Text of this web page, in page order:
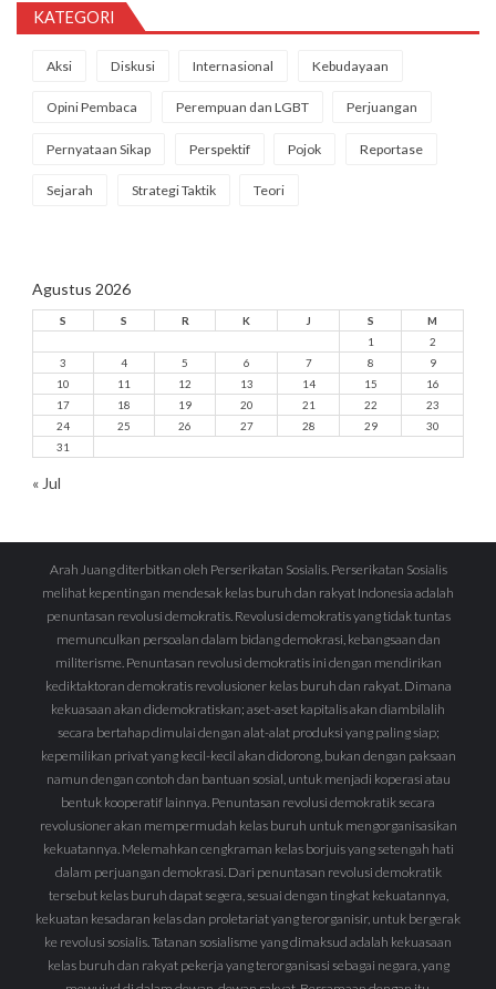
KATEGORI
Aksi Diskusi Internasional Kebudayaan
Opini Pembaca Perempuan dan LGBT Perjuangan
Pernyataan Sikap Perspektif Pojok Reportase
Sejarah Strategi Taktik Teori
Agustus 2026
S S R K J S
M
1
2
3
4 5 6 7 8
9
10
11 12 13 14 15
16
17
18 19 20 21 22
23
24
25 26 27 28 29
30
31
« Jul
Arah Juang diterbitkan oleh Perserikatan Sosialis. Perserikatan Sosialis
melihat kepentingan mendesak kelas buruh dan rakyat Indonesia adalah
penuntasan revolusi demokratis. Revolusi demokratis yang tidak tuntas
memunculkan persoalan dalam bidang demokrasi, kebangsaan dan
militerisme. Penuntasan revolusi demokratis ini dengan mendirikan
kediktaktoran demokratis revolusioner kelas buruh dan rakyat. Dimana
kekuasaan akan didemokratiskan; aset-aset kapitalis akan diambilalih
secara bertahap dimulai dengan alat-alat produksi yang paling siap;
kepemilikan privat yang kecil-kecil akan didorong, bukan dengan paksaan
namun dengan contoh dan bantuan sosial, untuk menjadi koperasi atau
bentuk kooperatif lainnya. Penuntasan revolusi demokratik secara
revolusioner akan mempermudah kelas buruh untuk mengorganisasikan
kekuatannya. Melemahkan cengkraman kelas borjuis yang setengah hati
dalam perjuangan demokrasi. Dari penuntasan revolusi demokratik
tersebut kelas buruh dapat segera, sesuai dengan tingkat kekuatannya,
kekuatan kesadaran kelas dan proletariat yang terorganisir, untuk bergerak
ke revolusi sosialis. Tatanan sosialisme yang dimaksud adalah kekuasaan
kelas buruh dan rakyat pekerja yang terorganisasi sebagai negara, yang